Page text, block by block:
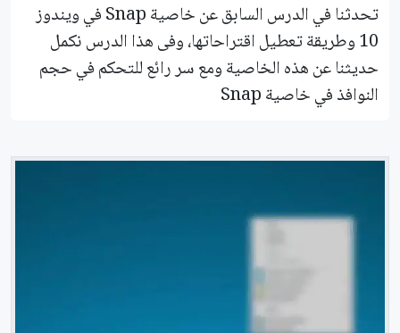
تحدثنا في الدرس السابق عن خاصية Snap في ويندوز
10 وطريقة تعطيل اقتراحاتها، وفى هذا الدرس نكمل
حديثنا عن هذه الخاصية ومع سر رائع للتحكم في حجم
النوافذ في خاصية Snap